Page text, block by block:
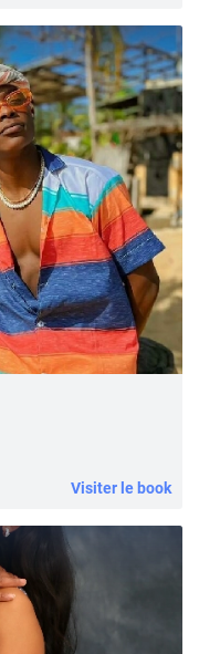
Visiter le book